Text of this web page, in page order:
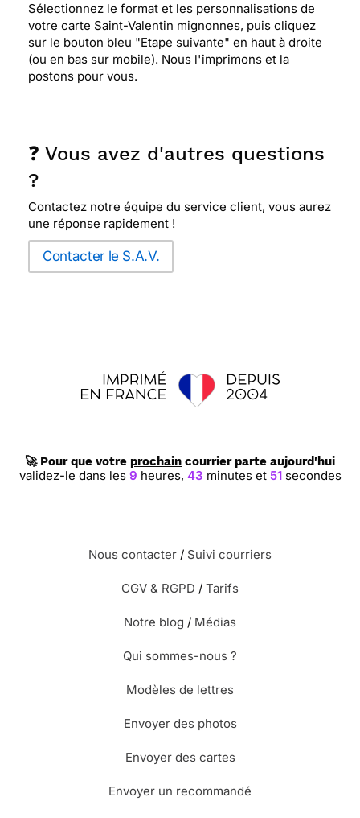
Sélectionnez le format et les personnalisations de
votre carte Saint-Valentin mignonnes, puis cliquez
sur le bouton bleu "Etape suivante" en haut à droite
(ou en bas sur mobile). Nous l'imprimons et la
postons pour vous.
❓ Vous avez d'autres questions
?
Contactez notre équipe du service client, vous aurez
une réponse rapidement !
Contacter le S.A.V.
🚀 Pour que votre prochain courrier parte aujourd'hui
validez-le dans les 9 heures, 43 minutes et 51secondes
Nous contacter / Suivi courriers
CGV & RGPD / Tarifs
Notre blog / Médias
Qui sommes-nous ?
Modèles de lettres
Envoyer des photos
Envoyer des cartes
Envoyer un recommandé